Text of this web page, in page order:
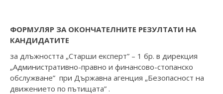
ФОРМУЛЯР ЗА ОКОНЧАТЕЛНИТЕ РЕЗУЛТАТИ НА
КАНДИДАТИТЕ
за длъжността „Старши експерт” – 1 бр. в дирекция
„Административно-правно и финансово-стопанско
обслужване” при Държавна агенция „Безопасност на
движението по пътищата” .